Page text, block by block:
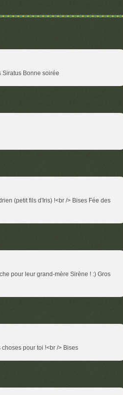
Siratus Bonne soirée
(petit fils d'Iris) !<br /> Bises Fée des
pour leur grand-mère Sirène ! :) Gros
pour toi !<br /> Bises